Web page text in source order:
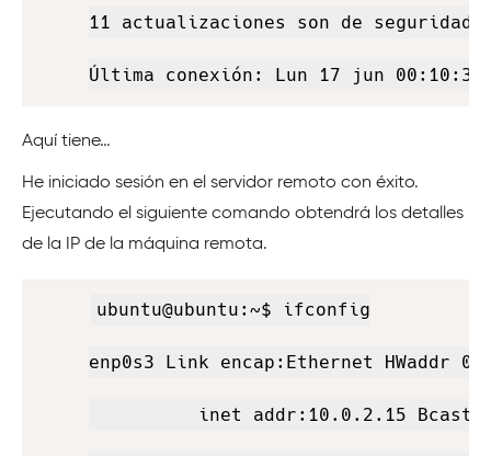
11 actualizaciones son de seguridad.
Última conexión: Lun 17 jun 00:10:32
Aquí tiene…
He iniciado sesión en el servidor remoto con éxito.
Ejecutando el siguiente comando obtendrá los detalles
de la IP de la máquina remota.
ubuntu@ubuntu:~$ ifconfig
enp0s3 Link encap:Ethernet HWaddr
inet addr:10.0.2.15